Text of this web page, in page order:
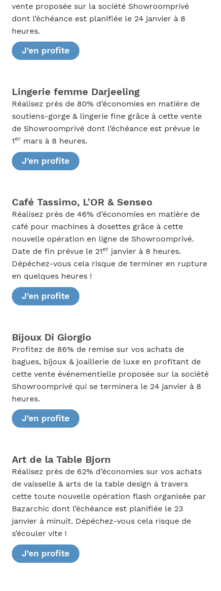
vente proposée sur la société Showroomprivé
dont l’échéance est planifiée le 24 janvier à 8
heures.
J’en profite
Lingerie femme Darjeeling
Réalisez près de 80% d’économies en matière de
soutiens-gorge & lingerie fine grâce à cette vente
de Showroomprivé dont l’échéance est prévue le
1ermars à 8 heures.
J’en profite
Café Tassimo, L’OR & Senseo
Réalisez près de 46% d’économies en matière de
café pour machines à dosettes grâce à cette
nouvelle opération en ligne de Showroomprivé.
Date de fin prévue le 21erjanvier à 8 heures.
Dépéchez-vous cela risque de terminer en rupture
en quelques heures !
J’en profite
Bijoux Di Giorgio
Profitez de 86% de remise sur vos achats de
bagues, bijoux & joaillerie de luxe en profitant de
cette vente événementielle proposée sur la société
Showroomprivé qui se terminera le 24 janvier à 8
heures.
J’en profite
Art de la Table Bjorn
Réalisez près de 62% d’économies sur vos achats
de vaisselle & arts de la table design à travers
cette toute nouvelle opération flash organisée par
Bazarchic dont l’échéance est planifiée le 23
janvier à minuit. Dépéchez-vous cela risque de
s’écouler vite !
J’en profite